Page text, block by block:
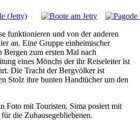
funktionieren und von der anderen
an. Eine Gruppe einheimischer
Bergen zum ersten Mal nach
eines Mönchs der ihr Reiseleiter ist
Die Tracht der Bergvölker ist
Stolz ihre bunten Handtücher um den
Foto mit Touristen. Sima posiert mit
die Zuhausegebliebenen.